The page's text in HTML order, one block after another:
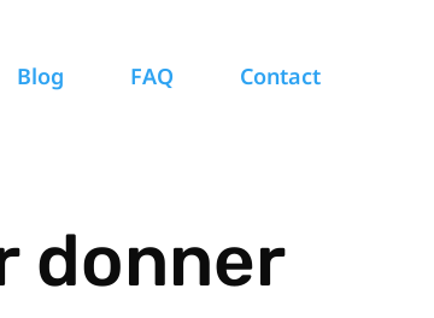
Blog FAQ Contact
donner